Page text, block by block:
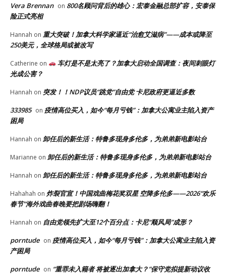
Vera Brennan on 800名顾问背后的雄心：宏泰金融总部扩容，安泰保
险正式亮相
Hannah on 重大突破！加拿大科学家逼近“治愈艾滋病”——成本或降至
250美元，全球格局或被改写
Catherine on
车灯是不是太亮了？加拿大启动全国调查：夜间刺眼灯
光成公害？
Hannah on 突发！！NDP议员“跳党”自由党 卡尼政府更逼近多数
333985 on 疫情高位买入，如今“每月亏钱”：加拿大公寓业主陷入资产
困局
Hannah on 卸任后的新生活：特鲁多现身多伦多，为弟弟新电影站台
Marianne on 卸任后的新生活：特鲁多现身多伦多，为弟弟新电影站台
Hannah on 卸任后的新生活：特鲁多现身多伦多，为弟弟新电影站台
Hahahah on 炸裂官宣！中国戏曲梅花奖双星 空降多伦多——2026“欢乐
春节”海外戏曲春晚要把剧场嗨翻！
Hannah on 自由党领先扩大至12个百分点：卡尼“顺风局”成形？
porntude on 疫情高位买入，如今“每月亏钱”：加拿大公寓业主陷入资
产困局
porntude on “重罪未入籍者 将被逐出加拿大？”保守党拟提新动议收